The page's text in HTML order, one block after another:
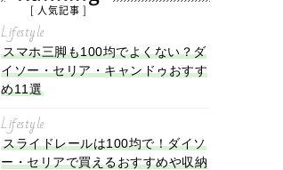
[ 人気記事 ]
Lifestyle
スマホ三脚も100均でよくない？ダ
イソー・セリア・キャンドゥおすす
め11選
Lifestyle
スライドレールは100均で！ダイソ
ー・セリアで買えるおすすめや収納